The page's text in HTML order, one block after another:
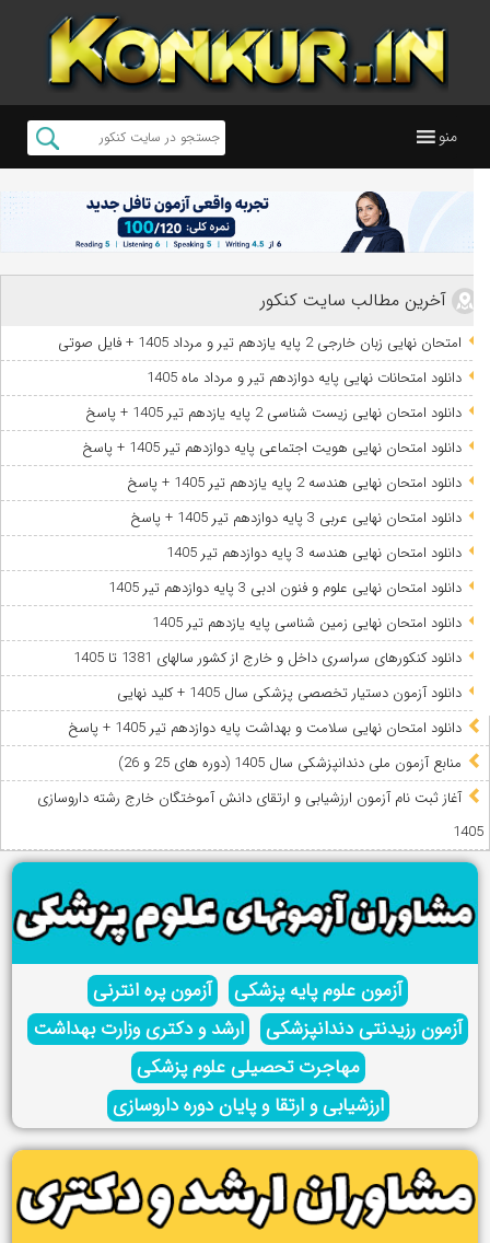
منو
آخرین مطالب سایت کنکور
امتحان نهایی زبان خارجی 2 پایه یازدهم تیر و مرداد 1405 + فایل صوتی
دانلود امتحانات نهایی پایه دوازدهم تیر و مرداد ماه 1405
دانلود امتحان نهایی زیست شناسی 2 پایه یازدهم تیر 1405 + پاسخ
دانلود امتحان نهایی هویت اجتماعی پایه دوازدهم تیر 1405 + پاسخ
دانلود امتحان نهایی هندسه 2 پایه یازدهم تیر 1405 + پاسخ
دانلود امتحان نهایی عربی 3 پایه دوازدهم تیر 1405 + پاسخ
دانلود امتحان نهایی هندسه 3 پایه دوازدهم تیر 1405
دانلود امتحان نهایی علوم و فنون ادبی 3 پایه دوازدهم تیر 1405
دانلود امتحان نهایی زمین شناسی پایه یازدهم تیر 1405
دانلود کنکورهای سراسری داخل و خارج از کشور سالهای 1381 تا 1405
دانلود آزمون دستیار تخصصی پزشکی سال 1405 + کلید نهایی
دانلود امتحان نهایی سلامت و بهداشت پایه دوازدهم تیر 1405 + پاسخ
ﻣﻨﺎﺑﻊ آزﻣﻮن ﻣﻠﯽ دندانپزشکی سال 1405 (دوره های 25 و 26)
آغاز ثبت نام آزمون‌ ارزشیابی و ارتقای دانش آموختگان خارج رشته داروسازی
1405
آزمون علوم پایه پزشکی
آزمون پره انترنی
آزمون رزیدنتی دندانپزشکی
ارشد و دکتری وزارت بهداشت
مهاجرت تحصیلی علوم پزشکی
ارزشیابی و ارتقا و پایان دوره داروسازی